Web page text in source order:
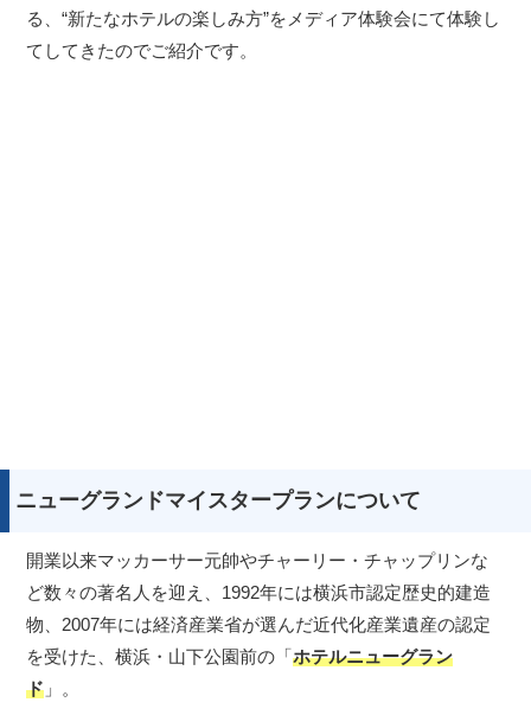
る、“新たなホテルの楽しみ方”をメディア体験会にて体験し
てしてきたのでご紹介です。
ニューグランドマイスタープランについて
開業以来マッカーサー元帥やチャーリー・チャップリンな
ど数々の著名人を迎え、1992年には横浜市認定歴史的建造
物、2007年には経済産業省が選んだ近代化産業遺産の認定
を受けた、横浜・山下公園前の「ホテルニューグラン
ド 」。